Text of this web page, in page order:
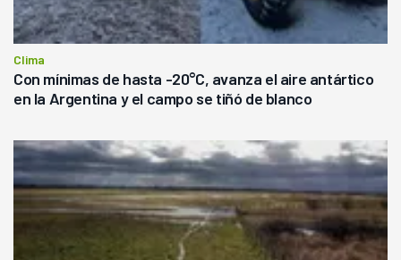
Clima
Con mínimas de hasta -20°C, avanza el aire antártico
en la Argentina y el campo se tiñó de blanco